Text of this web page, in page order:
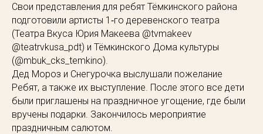
Свои представления для ребят Тёмкинского района
подготовили артисты 1‑го деревенского театра
(Театра Вкуса Юрия Макеева @tvmakeev
@teatrvkusa_pdt) и Тёмкинского Дома культуры
(@mbuk_cks_temkino).
Дед Мороз и Снегурочка выслушали пожелание
Ребят, а также их выступление. После этого все дети
были приглашены на праздничное угощение, где были
вручены подарки. Закончилось мероприятие
праздничным салютом.